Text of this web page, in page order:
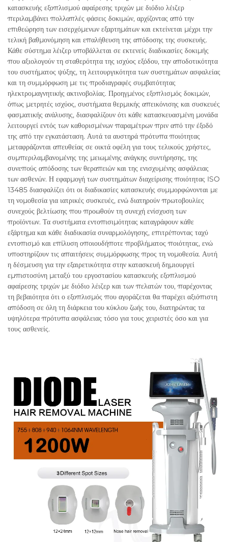
κατασκευής εξοπλισμού αφαίρεσης τριχών με διόδιο λέιζερ
περιλαμβάνει πολλαπλές φάσεις δοκιμών, αρχίζοντας από την
επιθεώρηση των εισερχόμενων εξαρτημάτων και εκτείνεται μέχρι την
τελική βαθμονόμηση και επαλήθευση της απόδοσης της συσκευής.
Κάθε σύστημα λέιζερ υποβάλλεται σε εκτενείς διαδικασίες δοκιμής
που αξιολογούν τη σταθερότητα της ισχύος εξόδου, την αποδοτικότητα
του συστήματος ψύξης, τη λειτουργικότητα των συστημάτων ασφαλείας
και τη συμμόρφωση με τις προδιαγραφές συμβατότητας
ηλεκτρομαγνητικής ακτινοβολίας. Προηγμένος εξοπλισμός δοκιμών,
όπως μετρητές ισχύος, συστήματα θερμικής απεικόνισης και συσκευές
φασματικής ανάλυσης, διασφαλίζουν ότι κάθε κατασκευασμένη μονάδα
λειτουργεί εντός των καθορισμένων παραμέτρων πριν από την έξοδό
της από την εγκατάσταση. Αυτά τα αυστηρά πρότυπα ποιότητας
μεταφράζονται απευθείας σε οικτά οφέλη για τους τελικούς χρήστες,
συμπεριλαμβανομένης της μειωμένης ανάγκης συντήρησης, της
συνεπούς απόδοσης των θεραπειών και της ενισχυμένης ασφάλειας
των ασθενών. Η εφαρμογή των συστημάτων διαχείρισης ποιότητας ISO
13485 διασφαλίζει ότι οι διαδικασίες κατασκευής συμμορφώνονται με
τη νομοθεσία για ιατρικές συσκευές, ενώ διατηρούν πρωτοβουλίες
συνεχούς βελτίωσης που προωθούν τη συνεχή ενίσχυση των
προϊόντων. Τα συστήματα εντοπισιμότητας καταγράφουν κάθε
εξάρτημα και κάθε διαδικασία συναρμολόγησης, επιτρέποντας ταχύ
εντοπισμό και επίλυση οποιουδήποτε προβλήματος ποιότητας, ενώ
υποστηρίζουν τις απαιτήσεις συμμόρφωσης προς τη νομοθεσία. Αυτή
η δέσμευση για την εξαιρετικότητα στην κατασκευή δημιουργεί
εμπιστοσύνη μεταξύ του εργοστασίου κατασκευής εξοπλισμού
αφαίρεσης τριχών με διόδιο λέιζερ και των πελατών του, παρέχοντας
τη βεβαιότητα ότι ο εξοπλισμός που αγοράζεται θα παρέχει αξιόπιστη
απόδοση σε όλη τη διάρκεια του κύκλου ζωής του, διατηρώντας τα
υψηλότερα πρότυπα ασφάλειας τόσο για τους χειριστές όσο και για
τους ασθενείς.